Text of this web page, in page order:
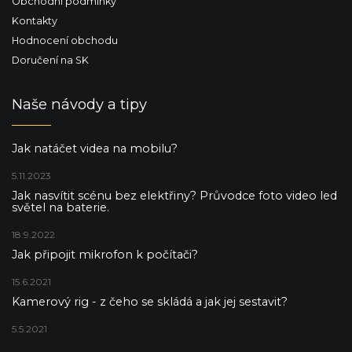
Kontakty
Hodnocení obchodu
Doručení na SK
Naše návody a tipy
Jak natáčet videa na mobilu?
5.11.2023
Jak nasvítit scénu bez elektřiny? Průvodce foto video led
světel na baterie.
18.9.2022
Jak připojit mikrofon k počítači?
15.6.2021
Kamerový rig - z čeho se skládá a jak jej sestavit?
5.5.2021